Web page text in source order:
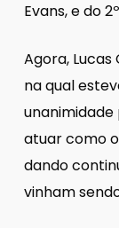
Evans, e do
Agora, Lucas
na qual
unanimidade
atuar como
dando
vinham